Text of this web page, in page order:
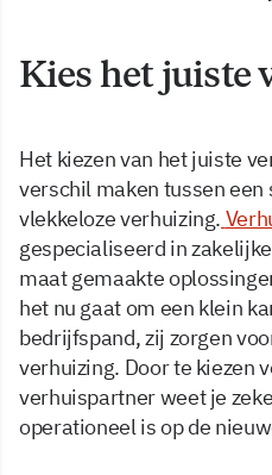
Kies het juiste
Het kiezen van het juiste
verschil maken tussen een
vlekkeloze verhuizing.
gespecialiseerd in
maat gemaakte
het nu gaat om een klein
bedrijfspand, zij zorgen
verhuizing. Door te kiezen
verhuispartner weet je
operationeel is op de